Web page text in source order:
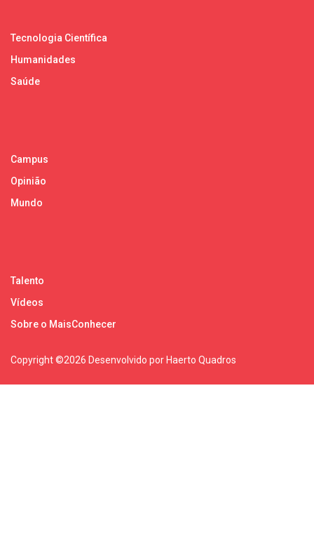
Tecnologia Científica
Humanidades
Saúde
Campus
Opinião
Mundo
Talento
Vídeos
Sobre o MaisConhecer
Copyright ©2026 Desenvolvido por Haerto Quadros